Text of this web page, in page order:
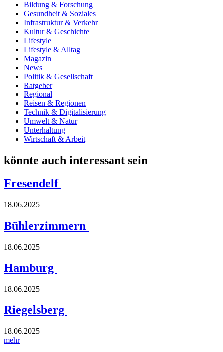
Bildung & Forschung
Gesundheit & Soziales
Infrastruktur & Verkehr
Kultur & Geschichte
Lifestyle
Lifestyle & Alltag
Magazin
News
Politik & Gesellschaft
Ratgeber
Regional
Reisen & Regionen
Technik & Digitalisierung
Umwelt & Natur
Unterhaltung
Wirtschaft & Arbeit
könnte auch interessant sein
Fresendelf
18.06.2025
Bühlerzimmern
18.06.2025
Hamburg
18.06.2025
Riegelsberg
18.06.2025
mehr